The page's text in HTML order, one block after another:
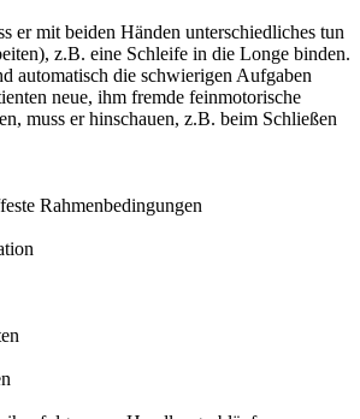
er mit beiden Händen unterschiedliches tun
z.B. eine Schleife in die Longe binden.
automatisch die schwierigen Aufgaben
neue, ihm fremde feinmotorische
muss er hinschauen, z.B. beim Schließen
Rahmenbedingungen